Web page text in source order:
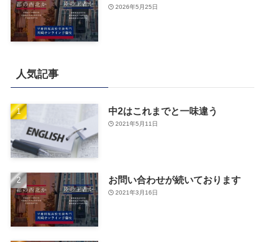
2026年5月25日
人気記事
中2はこれまでと一味違う
2021年5月11日
お問い合わせが続いております
2021年3月16日